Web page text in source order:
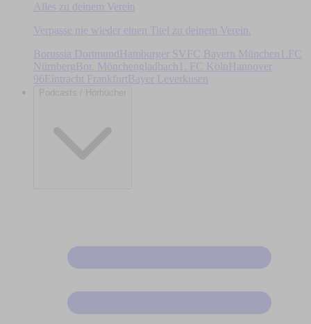
Alles zu deinem Verein
Verpasse nie wieder einen Titel zu deinem Verein.
Borussia DortmundHamburger SV FC Bayern München
1.FC
Nürnberg Bor. Mönchengladbach 1. FC Köln
Hannover
96Eintracht Frankfurt Bayer Leverkusen
Podcasts / Hörbücher